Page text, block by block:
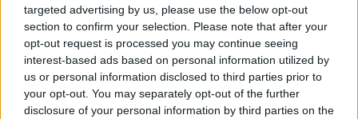
targeted advertising by us, please use the below opt-out
section to confirm your selection. Please note that after your
opt-out request is processed you may continue seeing
interest-based ads based on personal information utilized by
us or personal information disclosed to third parties prior to
your opt-out. You may separately opt-out of the further
disclosure of your personal information by third parties on the